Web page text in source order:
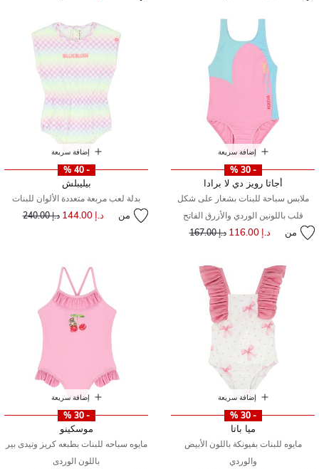
إضافة سريعة
- 30 %
أجاثا رويز دي لا برادا
ملابس سباحة للبنات بشعار على شكل
قلب باللونين الوردي والأزرق الفاتح
من د.إ 116.00 سعر مخفض مند.إ 167.00
إضافة سريعة
- 40 %
بيليبلش
بدلة لعب مربعة متعددة الألوان للبنات
من د.إ 144.00 سعر مخفض من
د.إ 240.00 إلى
إضافة سريعة
- 30 %
ميا باتا
مايوه للبنات بفيونكة باللون الأبيض
والوردي
إضافة سريعة
- 30 %
موسكينو
مايوه سباحه للبنات بطبعه كريز وتيدى بير
باللون الوردى